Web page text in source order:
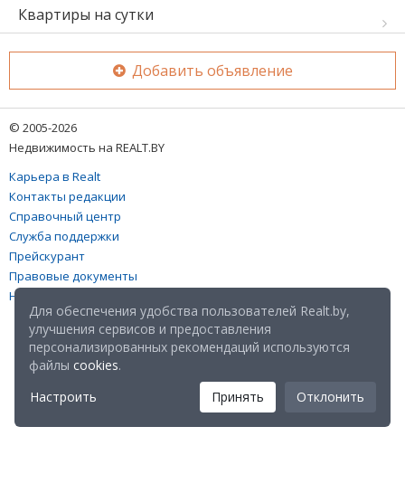
Квартиры на сутки
Добавить объявление
© 2005-2026
Недвижимость на REALT.BY
Карьера в Realt
Контакты редакции
Справочный центр
Служба поддержки
Прейскурант
Правовые документы
Настройка файлов cookies
Для обеспечения удобства пользователей Realt.by,
улучшения сервисов и предоставления
персонализированных рекомендаций используются
файлы cookies.
Настроить
Принять Отклонить